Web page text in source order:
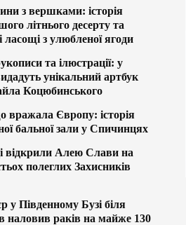
з вершками: історія
літнього десерту та
з улюбленої ягоди
та ілюстрації: у
унікальний артбук
Коцюбинського
вражала Європу: історія
бальної зали у Спичинцях
відкрили Алею Слави на
полеглих Захисників
у Південному Бузі біля
наловив раків на майже 130